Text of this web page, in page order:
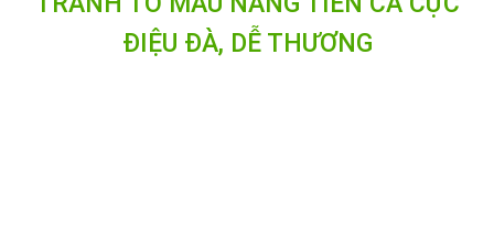
ĐIỆU ĐÀ, DỄ THƯƠNG